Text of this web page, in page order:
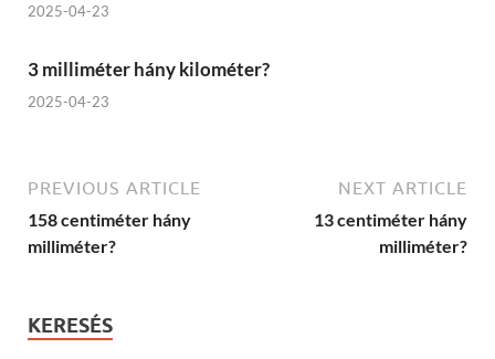
2025-04-23
3 milliméter hány kilométer?
2025-04-23
PREVIOUS ARTICLE
158 centiméter hány
milliméter?
NEXT ARTICLE
13 centiméter hány
milliméter?
KERESÉS